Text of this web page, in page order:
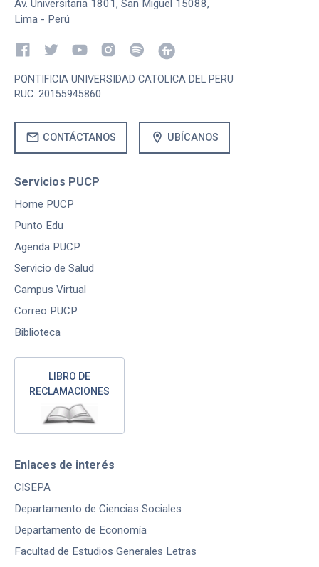
Av. Universitaria 1801, San Miguel 15088,
Lima - Perú
PONTIFICIA UNIVERSIDAD CATOLICA DEL PERU
RUC: 20155945860
mail CONTÁCTANOS location_on UBÍCANOS
Servicios PUCP
Home PUCP
Punto Edu
Agenda PUCP
Servicio de Salud
Campus Virtual
Correo PUCP
Biblioteca
LIBRO DE
RECLAMACIONES
Enlaces de interés
CISEPA
Departamento de Ciencias Sociales
Departamento de Economía
Facultad de Estudios Generales Letras